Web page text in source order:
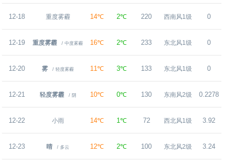
12-18 重度雾霾 14℃ 2℃ 220 西南风1级 0
12-19 重度雾霾 / 中度雾霾 16℃ 2℃ 233 东北风1级 0
12-20 雾 / 轻度雾霾 11℃ 3℃ 133 东北风1级 0
12-21 轻度雾霾 / 阴 10℃ 0℃ 130 东南风2级 0.2278
12-22 小雨 14℃ 1℃ 72 西北风1级 3.92
12-23 晴 / 多云 12℃ 2℃ 100 东北风2级 3.24